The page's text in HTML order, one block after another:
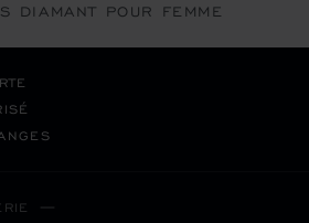
DIAMANT POUR FEMME